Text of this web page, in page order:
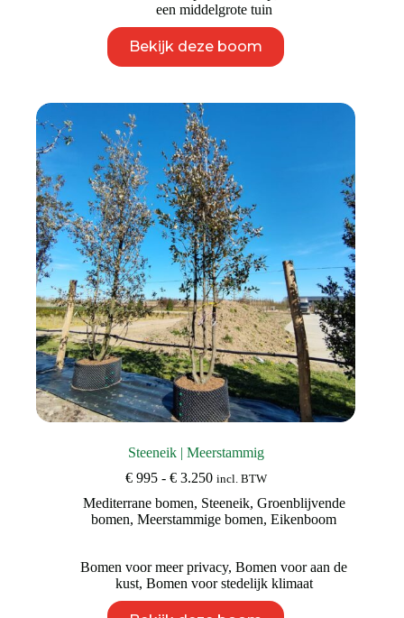
een middelgrote tuin
Bekijk deze boom
product
heeft
Deze
optie
kan
gekozen
worden
op
de
productpagina
Steeneik | Meerstammig
€995 - €3.250Prijsklasse:
tot
€ 3.250
incl. BTW
Mediterrane bomen, Steeneik, Groenblijvende
bomen,Meerstammige bomen,Eikenboom
Bomen voor meer privacy,Bomen voor aan de
kust, Bomen voor stedelijk klimaat